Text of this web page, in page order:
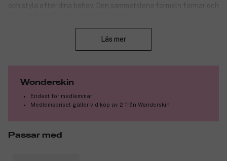
och styla efter dina behov. Den sammetslena formeln formar och
Ultra-smooth formel som glider på huden.
Pennans spets ger naturliga hår-liknande drag.
Pennan används för att finslipa brynen efter applicering av
användas ensam för att fylla i brynen. Rita långa streck i hårets
definitionen och fylla i små hål. Dra den röda sidan av DualBrow
Läs mer
Wonderskin
Endast för medlemmar
Medlemspriset gäller vid köp av 2 från Wonderskin
Passar med